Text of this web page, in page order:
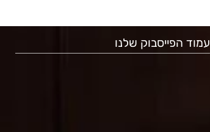
עמוד הפייסבוק שלנו